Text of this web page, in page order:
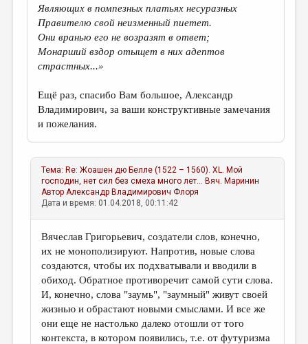
Являющих в помпезных платьях несуразных
Правителю свой неизменный пиетет.
Они вранью его не возразят в ответ;
Монарший вздор отыщет в них адептов
страстных...»
Ещё раз, спасибо Вам большое, Александр
Владимирович, за ваши конструктивные замечания
и пожелания.
Тема: Re: Жоашен дю Белле (1522 – 1560). XL. Мой
господин, нет сил без смеха много лет... Вяч. Маринин
АвторАлександр Владимирович Флоря
Дата и время: 01.04.2018, 00:11:42
Вячеслав Григорьевич, создатели слов, конечно,
их не монополизируют. Напротив, новые слова
создаются, чтобы их подхватывали и вводили в
обиход. Обратное противоречит самой сути слова.
И, конечно, слова "заумь", "заумный" живут своей
жизнью и обрастают новыми смыслами. И все же
они еще не настолько далеко отошли от того
контекста, в котором появились, т.е. от футуризма